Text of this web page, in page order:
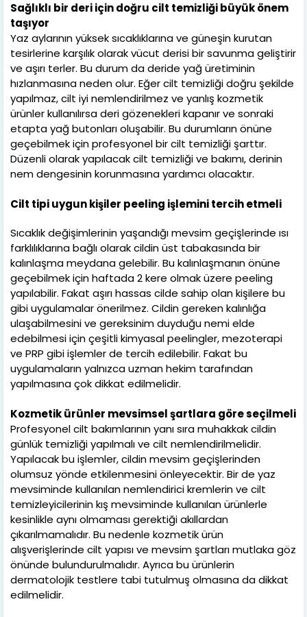
Sağlıklı bir deri için doğru cilt temizliği büyük önem
taşıyor
Yaz aylarının yüksek sıcaklıklarına ve güneşin kurutan
tesirlerine karşılık olarak vücut derisi bir savunma geliştirir
ve aşırı terler. Bu durum da deride yağ üretiminin
hızlanmasına neden olur. Eğer cilt temizliği doğru şekilde
yapılmaz, cilt iyi nemlendirilmez ve yanlış kozmetik
ürünler kullanılırsa deri gözenekleri kapanır ve sonraki
etapta yağ butonları oluşabilir. Bu durumların önüne
geçebilmek için profesyonel bir cilt temizliği şarttır.
Düzenli olarak yapılacak cilt temizliği ve bakımı, derinin
nem dengesinin korunmasına yardımcı olacaktır.
Cilt tipi uygun kişiler peeling işlemini tercih etmeli
Sıcaklık değişimlerinin yaşandığı mevsim geçişlerinde ısı
farklılıklarına bağlı olarak cildin üst tabakasında bir
kalınlaşma meydana gelebilir. Bu kalınlaşmanın önüne
geçebilmek için haftada 2 kere olmak üzere peeling
yapılabilir. Fakat aşırı hassas cilde sahip olan kişilere bu
gibi uygulamalar önerilmez. Cildin gereken kalınlığa
ulaşabilmesini ve gereksinim duyduğu nemi elde
edebilmesi için çeşitli kimyasal peelingler, mezoterapi
ve PRP gibi işlemler de tercih edilebilir. Fakat bu
uygulamaların yalnızca uzman hekim tarafından
yapılmasına çok dikkat edilmelidir.
Kozmetik ürünler mevsimsel şartlara göre seçilmeli
Profesyonel cilt bakımlarının yanı sıra muhakkak cildin
günlük temizliği yapılmalı ve cilt nemlendirilmelidir.
Yapılacak bu işlemler, cildin mevsim geçişlerinden
olumsuz yönde etkilenmesini önleyecektir. Bir de yaz
mevsiminde kullanılan nemlendirici kremlerin ve cilt
temizleyicilerinin kış mevsiminde kullanılan ürünlerle
kesinlikle aynı olmaması gerektiği akıllardan
çıkarılmamalıdır. Bu nedenle kozmetik ürün
alışverişlerinde cilt yapısı ve mevsim şartları mutlaka göz
önünde bulundurulmalıdır. Ayrıca bu ürünlerin
dermatolojik testlere tabi tutulmuş olmasına da dikkat
edilmelidir.